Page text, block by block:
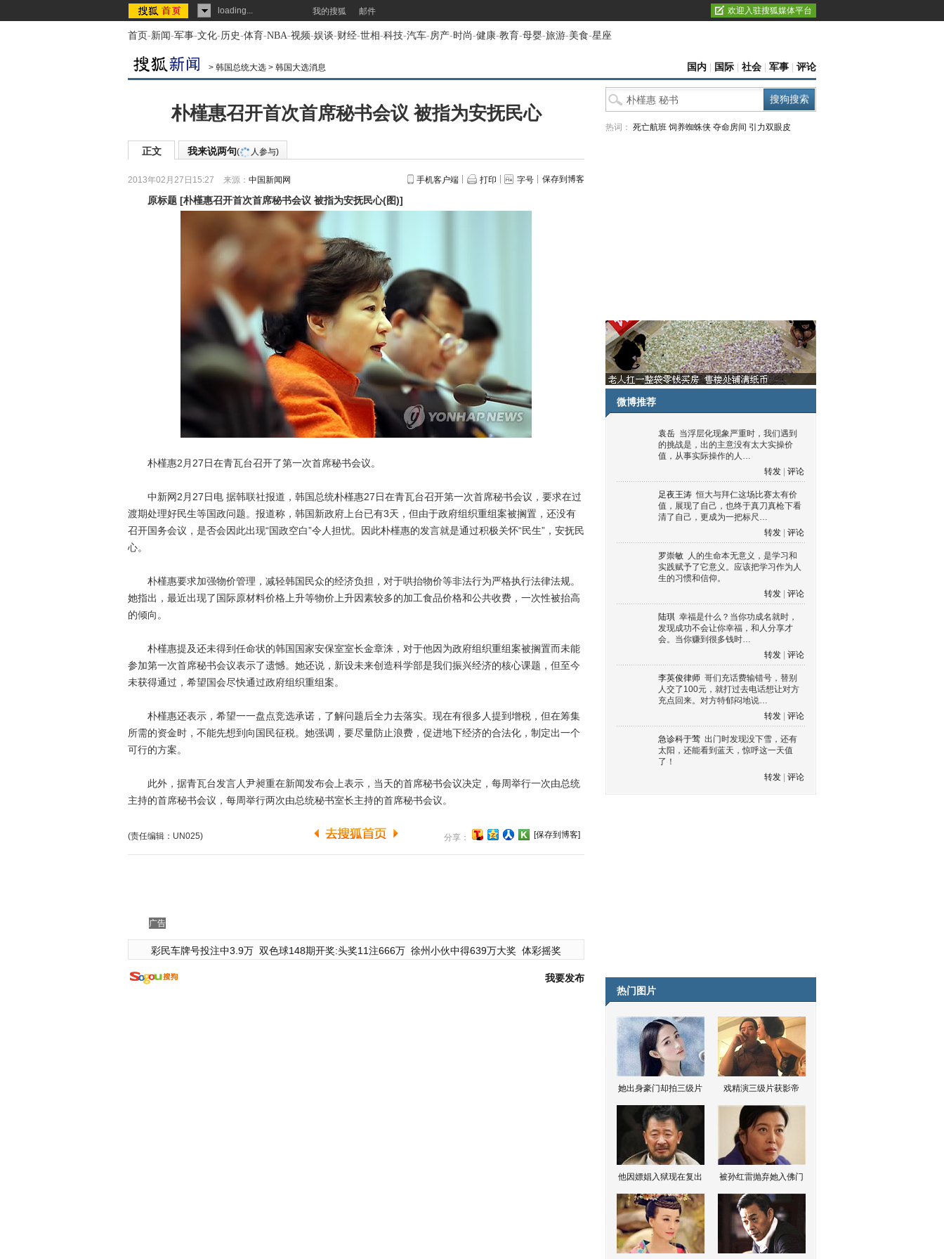
loading... 我的搜狐 邮件 欢迎入驻搜狐媒体平台
首页-新闻-军事-文化-历史-体育-NBA-视频-娱谈-财经-世相-科技-汽车-房产-时尚-健康-教育-母婴-旅游-美食-星座
> 韩国总统大选 > 韩国大选消息 国内 国际 社会 军事 评论
朴槿惠召开首次首席秘书会议 被指为安抚民心
正文 我来说两句( 人参与)
2013年02月27日15:27 来源： 中国新闻网 手机客户端 打印 字号 保存到博客
原标题 [朴槿惠召开首次首席秘书会议 被指为安抚民心(图)]
朴槿惠2月27日在青瓦台召开了第一次首席秘书会议。
中新网2月27日电 据韩联社报道，韩国总统朴槿惠27日在青瓦台召开第一次首席秘书会议，要求在过
渡期处理好民生等国政问题。报道称，韩国新政府上台已有3天，但由于政府组织重组案被搁置，还没有
召开国务会议，是否会因此出现“国政空白”令人担忧。因此朴槿惠的发言就是通过积极关怀“民生”，安抚民
心。
朴槿惠要求加强物价管理，减轻韩国民众的经济负担，对于哄抬物价等非法行为严格执行法律法规。
她指出，最近出现了国际原材料价格上升等物价上升因素较多的加工食品价格和公共收费，一次性被抬高
的倾向。
朴槿惠提及还未得到任命状的韩国国家安保室室长金章洙，对于他因为政府组织重组案被搁置而未能
参加第一次首席秘书会议表示了遗憾。她还说，新设未来创造科学部是我们振兴经济的核心课题，但至今
未获得通过，希望国会尽快通过政府组织重组案。
朴槿惠还表示，希望一一盘点竞选承诺，了解问题后全力去落实。现在有很多人提到增税，但在筹集
所需的资金时，不能先想到向国民征税。她强调，要尽量防止浪费，促进地下经济的合法化，制定出一个
可行的方案。
此外，据青瓦台发言人尹昶重在新闻发布会上表示，当天的首席秘书会议决定，每周举行一次由总统
主持的首席秘书会议，每周举行两次由总统秘书室长主持的首席秘书会议。
(责任编辑：UN025) 分享： [保存到博客]
广告
彩民车牌号投注中3.9万 双色球148期开奖:头奖11注666万 徐州小伙中得639万大奖 体彩摇奖
我要发布
热词： 死亡航班 饲养蜘蛛侠 夺命房间 引力双眼皮
微博推荐
袁岳 当浮层化现象严重时，我们遇到
的挑战是，出的主意没有太大实操价
值，从事实际操作的人…
转发
评论
足夜王涛 恒大与拜仁这场比赛太有价
值，展现了自己，也终于真刀真枪下看
清了自己，更成为一把标尺…
转发
评论
罗崇敏 人的生命本无意义，是学习和
实践赋予了它意义。应该把学习作为人
生的习惯和信仰。
转发
评论
陆琪 幸福是什么？当你功成名就时，
发现成功不会让你幸福，和人分享才
会。当你赚到很多钱时…
转发
评论
李英俊律师 哥们充话费输错号，替别
人交了100元，就打过去电话想让对方
充点回来。对方特郁闷地说…
转发
评论
急诊科于莺 出门时发现没下雪，还有
太阳，还能看到蓝天，惊呼这一天值
了！
转发
评论
热门图片
她出身豪门却拍三级片 戏精演三级片获影帝
他因嫖娼入狱现在复出 被孙红雷抛弃她入佛门